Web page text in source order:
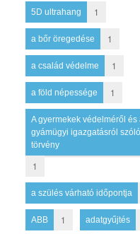
5D ultrahang 1
a bőr öregedése 1
a család védelme 1
a föld népessége 1
A gyermekek védelméről és
gyámügyi igazgatásról szóló
törvény
1
a szülés várható időpontja
ABB 1 adatgyűjtés